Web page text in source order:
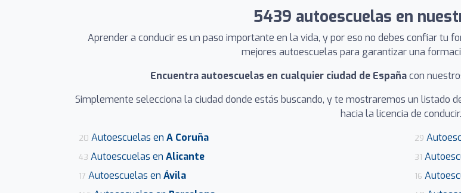
5439 autoescuelas en
Aprender a conducir es un paso importante en la vida, y por eso no debes confiar tu
mejores autoescuelas para garantizar una
Encuentra autoescuelas en cualquier ciudad de Españacon
Simplemente selecciona la ciudad donde estás buscando, y te mostraremos un listado
hacia la licencia de conducir.
20 Autoescuelas en A Coruña 29
43 Autoescuelas en Alicante 31
17 Autoescuelas en Ávila 16